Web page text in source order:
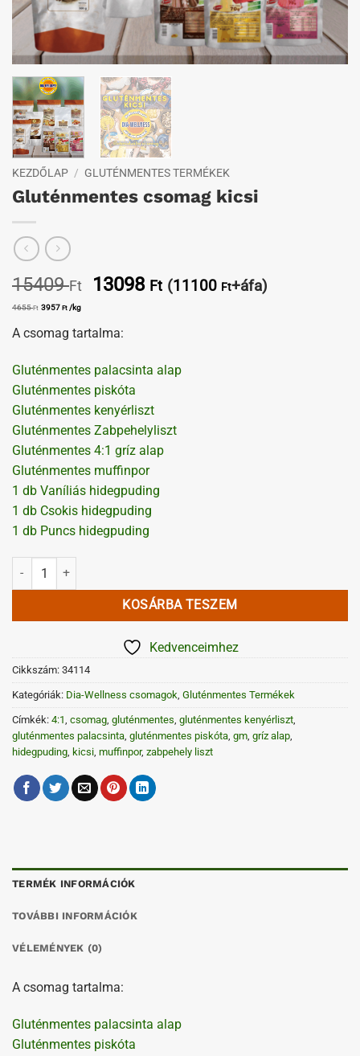
KEZDŐLAP / GLUTÉNMENTES TERMÉKEK
Gluténmentes csomag kicsi
15409Ft
Original
was:
15409 Ft.
13098 FtCurrent
(11100 Ft+áfa)
4655Ft 3957 Ft /kg
A csomag tartalma:
Gluténmentes palacsinta alap
Gluténmentes piskóta
Gluténmentes kenyérliszt
Gluténmentes Zabpehelyliszt
Gluténmentes 4:1 gríz alap
Gluténmentes muffinpor
1 db Vaníliás hidegpuding
1 db Csokis hidegpuding
1 db Puncs hidegpuding
Gluténmentes csomag kicsi mennyiség
KOSÁRBA TESZEM
Kedvenceimhez
Cikkszám: 34114
Kategóriák: Dia-Wellness csomagok, Gluténmentes Termékek
Címkék: 4:1, csomag, gluténmentes, gluténmentes kenyérliszt,
gluténmentes palacsinta, gluténmentes piskóta, gm, gríz alap,
hidegpuding, kicsi, muffinpor, zabpehely liszt
TERMÉK INFORMÁCIÓK
TOVÁBBI INFORMÁCIÓK
VÉLEMÉNYEK (0)
A csomag tartalma:
Gluténmentes palacsinta alap
Gluténmentes piskóta